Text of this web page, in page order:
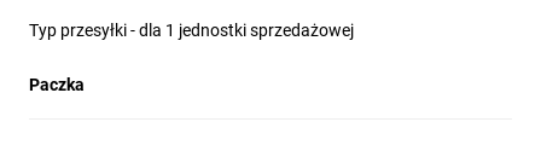
Typ przesyłki - dla 1 jednostki sprzedażowej
Paczka